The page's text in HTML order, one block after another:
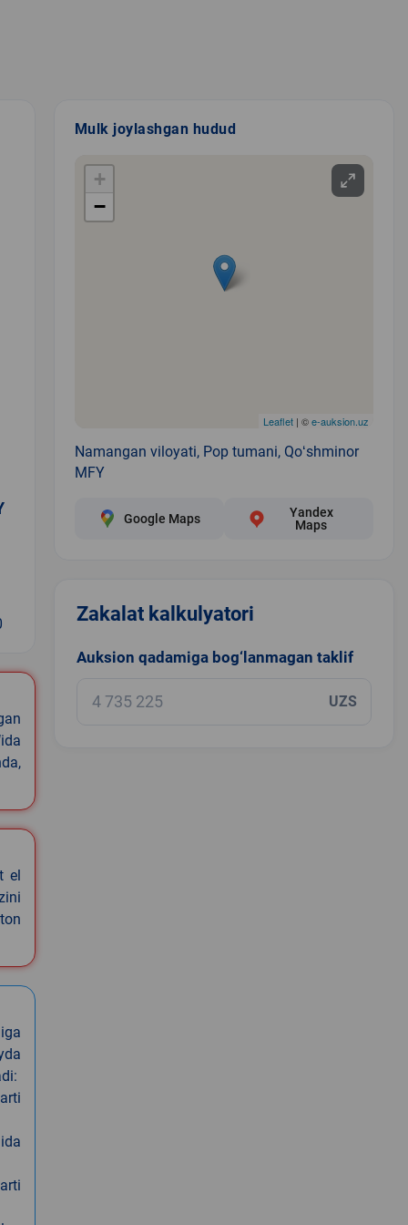
el
Mulk joylashgan hudud
+
−
Leaflet| ©e-auksion.uz
Namangan viloyati, Pop tumani, Qoʻshminor
MFY
Google Maps
Yandex
Maps
Zakalat kalkulyatori
Auksion qadamiga bog‘lanmagan taklif
UZS